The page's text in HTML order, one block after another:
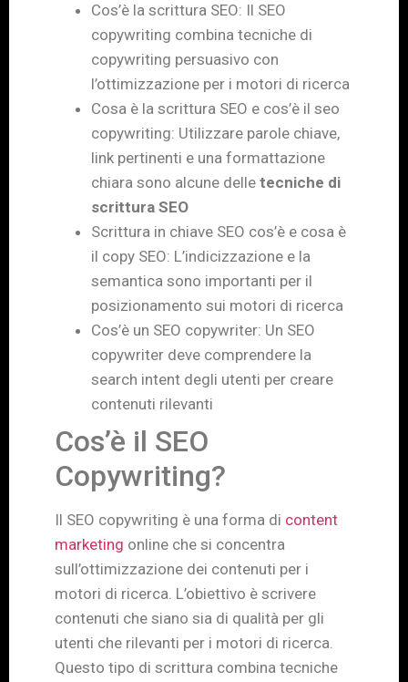
Cos’è la scrittura SEO: Il SEO
copywriting combina tecniche di
copywriting persuasivo con
l’ottimizzazione per i motori di ricerca
Cosa è la scrittura SEO e cos’è il seo
copywriting: Utilizzare parole chiave,
link pertinenti e una formattazione
chiara sono alcune delle tecniche di
scrittura SEO
Scrittura in chiave SEO cos’è e cosa è
il copy SEO: L’indicizzazione e la
semantica sono importanti per il
posizionamento sui motori di ricerca
Cos’è un SEO copywriter: Un SEO
copywriter deve comprendere la
search intent degli utenti per creare
contenuti rilevanti
Cos’è il SEO
Copywriting?
Il SEO copywriting è una forma di content
marketing online che si concentra
sull’ottimizzazione dei contenuti per i
motori di ricerca. L’obiettivo è scrivere
contenuti che siano sia di qualità per gli
utenti che rilevanti per i motori di ricerca.
Questo tipo di scrittura combina tecniche